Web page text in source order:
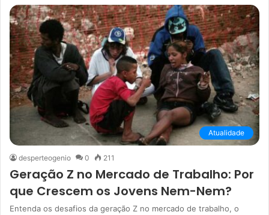
Atualidade
desperteogenio 0 211
Geração Z no Mercado de Trabalho: Por
que Crescem os Jovens Nem-Nem?
Entenda os desafios da geração Z no mercado de trabalho, o